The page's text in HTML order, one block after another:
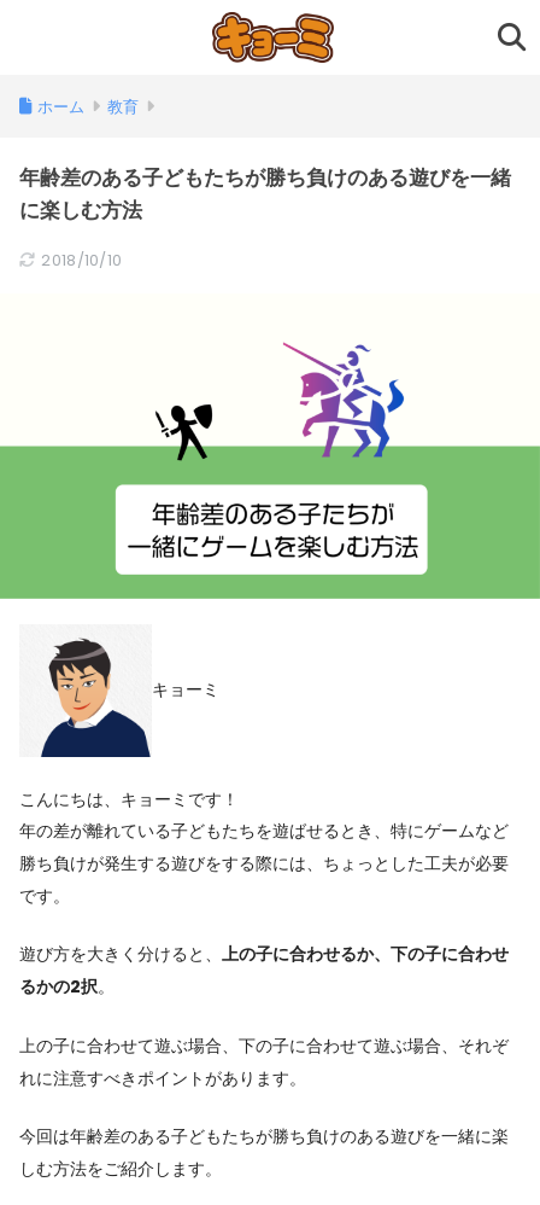
ホーム 教育
年齢差のある子どもたちが勝ち負けのある遊びを一緒
に楽しむ方法
2018/10/10
キョーミ
こんにちは、キョーミです！
年の差が離れている子どもたちを遊ばせるとき、特にゲームなど
勝ち負けが発生する遊びをする際には、ちょっとした工夫が必要
です。
遊び方を大きく分けると、 上の子に合わせるか、下の子に合わせ
るかの2択。
上の子に合わせて遊ぶ場合、下の子に合わせて遊ぶ場合、それぞ
れに注意すべきポイントがあります。
今回は年齢差のある子どもたちが勝ち負けのある遊びを一緒に楽
しむ方法をご紹介します。